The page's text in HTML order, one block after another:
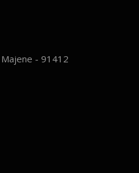
Majene - 91412